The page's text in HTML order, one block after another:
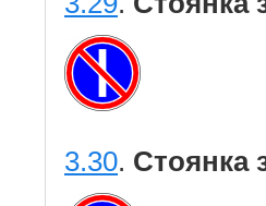
3.30. Стоянка